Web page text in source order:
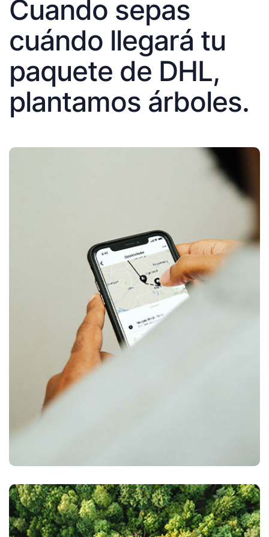
Cuando sepas
cuándo llegará tu
paquete de DHL,
plantamos árboles.